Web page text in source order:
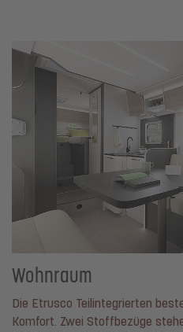
Wohnraum
Die Etrusco Teilintegrierten
Komfort. Zwei Stoffbezüge